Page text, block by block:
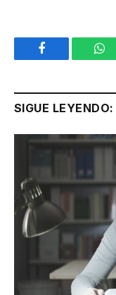
Facebook
SIGUE LEYENDO: